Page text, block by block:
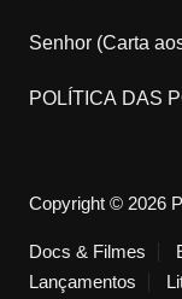
Senhor (Carta
POLÍTICA DAS
Copyright © 2026
Docs & Filmes
Lançamentos